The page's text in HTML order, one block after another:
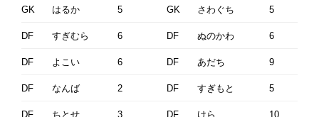
GK はるか 5 GK さわぐち 5
DF すぎむら 6 DF ぬのかわ 6
DF よこい 6 DF あだち 9
DF なんば 2 DF すぎもと 5
DF ちとせ 3 DF けら 10